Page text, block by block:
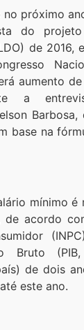
no próximo
do
de 2016,
aumento
a
base na
mínimo
de acordo
Bruto
de dois
este ano.